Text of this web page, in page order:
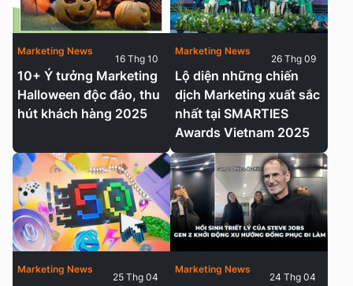
10+ Ý tưởng Marketing
Halloween độc đáo, thu
hút khách hàng 2025
Marketing News
16 Thg 10
Lộ diện những chiến
dịch Marketing xuất sắc
nhất tại SMARTIES
Awards Vietnam 2025
Marketing News
26 Thg 09
Marketing News
25 Thg 04
Marketing News
24 Thg 04